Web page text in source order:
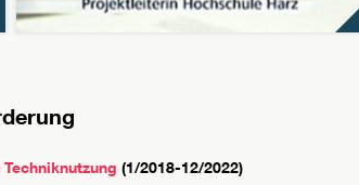
(1/2018-12/2022)